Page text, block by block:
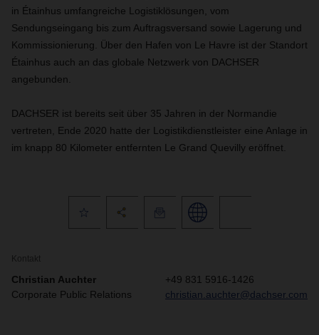
in Étainhus umfangreiche Logistiklösungen, vom
Sendungseingang bis zum Auftragsversand sowie Lagerung und
Kommissionierung. Über den Hafen von Le Havre ist der Standort
Étainhus auch an das globale Netzwerk von DACHSER
angebunden.
DACHSER ist bereits seit über 35 Jahren in der Normandie
vertreten, Ende 2020 hatte der Logistikdienstleister eine Anlage in
im knapp 80 Kilometer entfernten Le Grand Quevilly eröffnet.
Kontakt
Christian Auchter
Corporate Public Relations
+49 831 5916-1426
christian.auchter@dachser.com